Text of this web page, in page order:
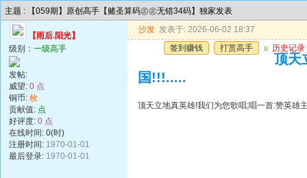
主题 : 【059期】原创高手【赌圣算码㊣㊣无错34码】独家发表
【雨后.阳光】
级别： 一级高手
发帖:
威望: 0 点
铜币: 枚
贡献值: 点
好评度: 0 点
在线时间: 0(时)
注册时间: 1970-01-01
最后登录: 1970-01-01
沙发 发表于: 2026-06-02 18:37
签到赚钱
打赏高手 u 历史记录
顶天
国!!!.....
顶天立地真英雄!我们为您歌唱;唱一首:赞英雄